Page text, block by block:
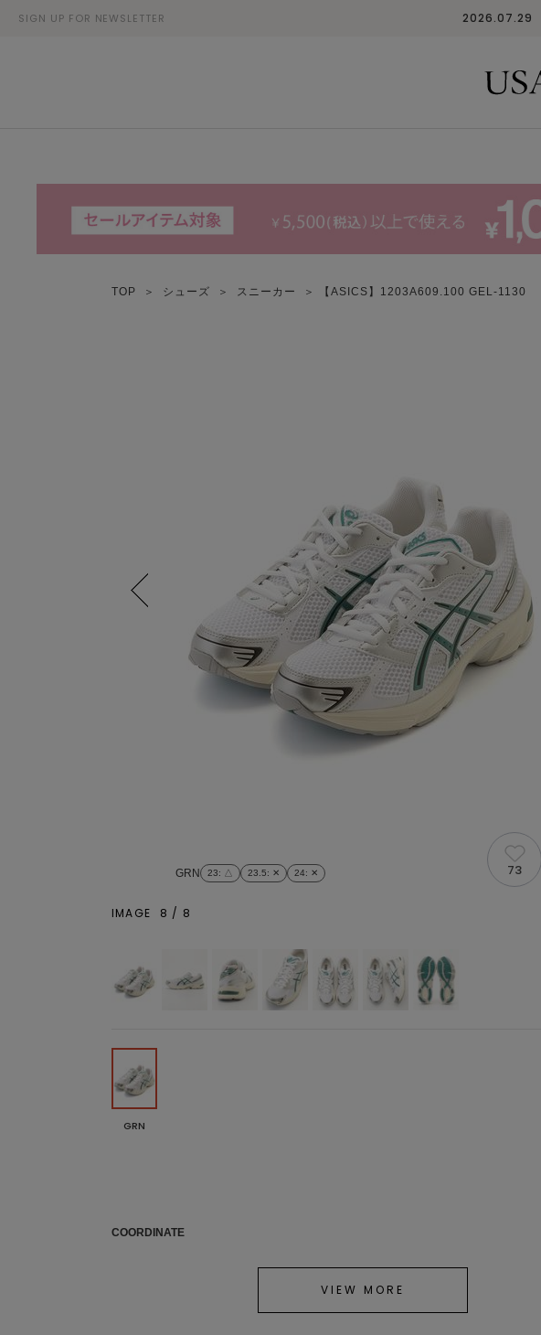
SIGN UP FOR NEWSLETTER 2026.07.29
TOP ＞ シューズ ＞ スニーカー ＞ 【ASICS】1203A609.100 GEL-1130
GRN 23: △ 23.5: ✕ 24: ✕ 73
IMAGE 8 / 8
GRN
COORDINATE
VIEW MORE